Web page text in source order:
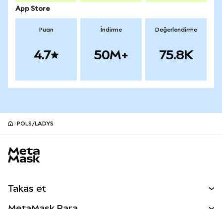
App Store
Puan
4.7
İndirme
50M+
Değerlendirme
75.8K
POLS/LADYS
Takas et